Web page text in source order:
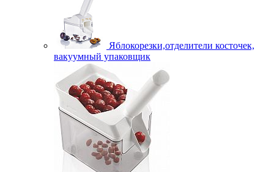
Яблокорезки,отделители косточек,
вакуумный упаковщик